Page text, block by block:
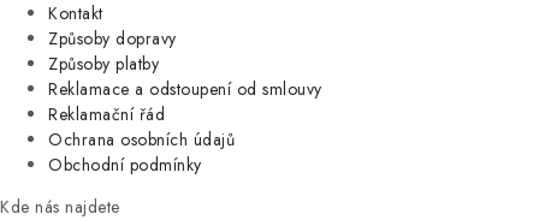
Kontakt
Způsoby dopravy
Způsoby platby
Reklamace a odstoupení od smlouvy
Reklamační řád
Ochrana osobních údajů
Obchodní podmínky
Kde nás najdete
KUCHYNĚ
ORGANIZACE
DOMÁCNOST
ÚKLID